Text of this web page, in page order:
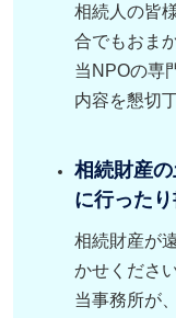
相続人の皆
合でもおま
当NPOの専
内容を懇切
相続財産
に行ったり
相続財産が
かせください
当事務所が